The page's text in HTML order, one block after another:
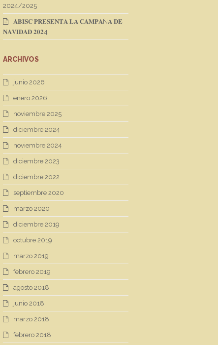
2024/2025
𝐀𝐁𝐈𝐒𝐂 𝐏𝐑𝐄𝐒𝐄𝐍𝐓𝐀 𝐋𝐀 𝐂𝐀𝐌𝐏𝐀Ñ𝐀 𝐃𝐄
𝐍𝐀𝐕𝐈𝐃𝐀𝐃 𝟐𝟎𝟐4
ARCHIVOS
junio 2026
enero 2026
noviembre 2025
diciembre 2024
noviembre 2024
diciembre 2023
diciembre 2022
septiembre 2020
marzo 2020
diciembre 2019
octubre 2019
marzo 2019
febrero 2019
agosto 2018
junio 2018
marzo 2018
febrero 2018